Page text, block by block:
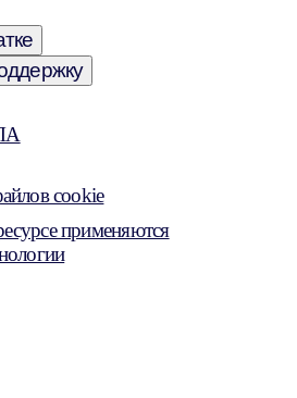
cookie
применяются